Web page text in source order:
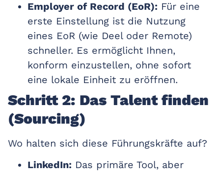
Employer of Record (EoR): Für eine
erste Einstellung ist die Nutzung
eines EoR (wie Deel oder Remote)
schneller. Es ermöglicht Ihnen,
konform einzustellen, ohne sofort
eine lokale Einheit zu eröffnen.
Schritt 2: Das Talent finden
(Sourcing)
Wo halten sich diese Führungskräfte auf?
LinkedIn: Das primäre Tool, aber